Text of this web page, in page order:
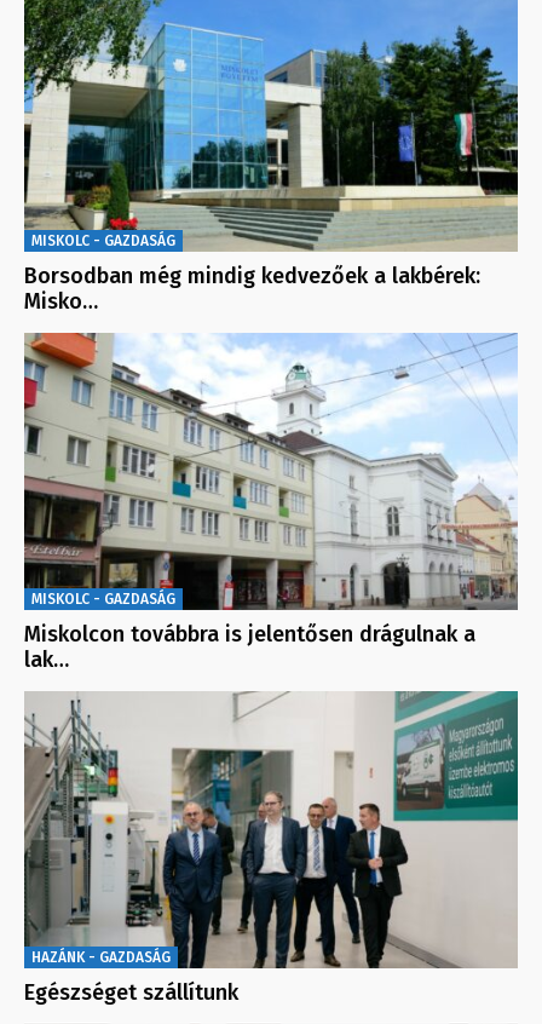
MISKOLC - GAZDASÁG
Borsodban még mindig kedvezőek a lakbérek:
Misko…
MISKOLC - GAZDASÁG
Miskolcon továbbra is jelentősen drágulnak a
lak…
HAZÁNK - GAZDASÁG
Egészséget szállítunk